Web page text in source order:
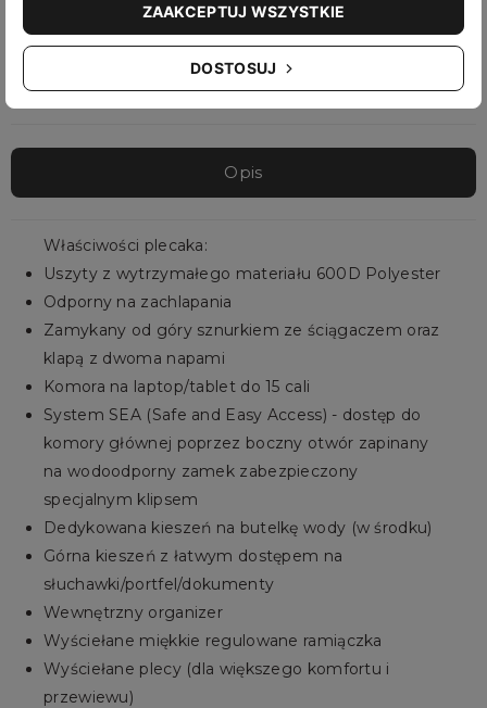
funkcjonalność w pełni pokrywają
zapotrzebowanie na plecak do codziennego
użytku.
Opis
Właściwości plecaka:
Uszyty z wytrzymałego materiału 600D Polyester
Odporny na zachlapania
Zamykany od góry sznurkiem ze ściągaczem oraz
klapą z dwoma napami
Komora na laptop/tablet do 15 cali
System SEA (Safe and Easy Access) - dostęp do
komory głównej poprzez boczny otwór zapinany
na wodoodporny zamek zabezpieczony
specjalnym klipsem
Dedykowana kieszeń na butelkę wody (w środku)
Górna kieszeń z łatwym dostępem na
słuchawki/portfel/dokumenty
Wewnętrzny organizer
Wyściełane miękkie regulowane ramiączka
Wyściełane plecy (dla większego komfortu i
przewiewu)
DOSTOSUJ
ZAAKCEPTUJ WSZYSTKIE